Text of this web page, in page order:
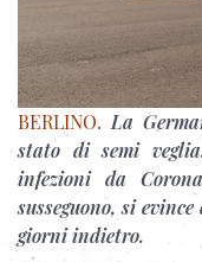
BERLINO. La
stato di semi
infezioni da
susseguono, si
giorni indietro.